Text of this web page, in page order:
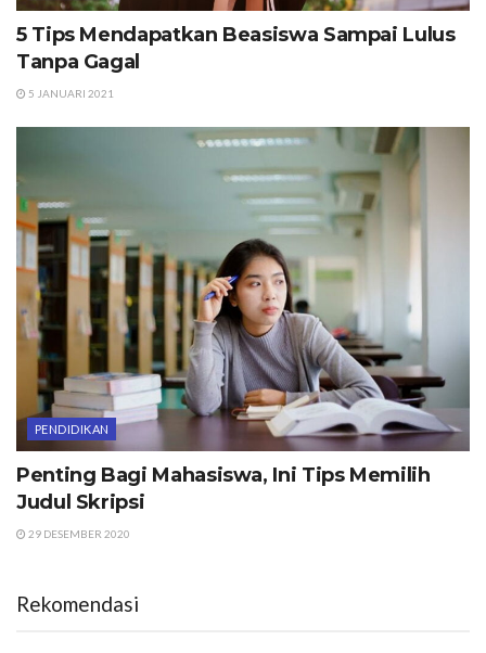
5 Tips Mendapatkan Beasiswa Sampai Lulus
Tanpa Gagal
5 JANUARI 2021
PENDIDIKAN
Penting Bagi Mahasiswa, Ini Tips Memilih
Judul Skripsi
29 DESEMBER 2020
Rekomendasi